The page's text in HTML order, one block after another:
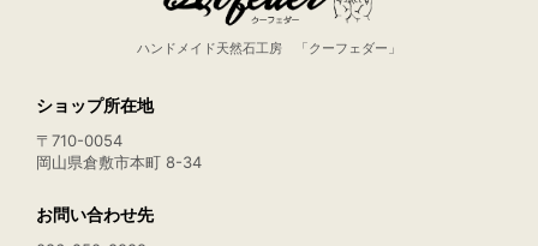
ハンドメイド天然石工房 「クーフェダー」
ショップ所在地
〒710-0054
岡山県倉敷市本町 8-34
お問い合わせ先